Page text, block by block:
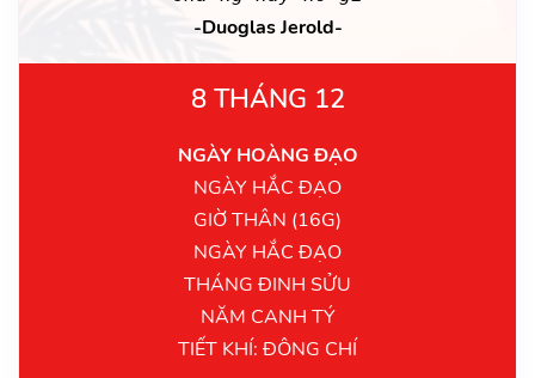
-Duoglas Jerold-
8 THÁNG 12
NGÀY HOÀNG ĐẠO
NGÀY HẮC ĐẠO
GIỜ THÂN (16G)
NGÀY HẮC ĐẠO
THÁNG ĐINH SỬU
NĂM CANH TÝ
TIẾT KHÍ: ĐÔNG CHÍ